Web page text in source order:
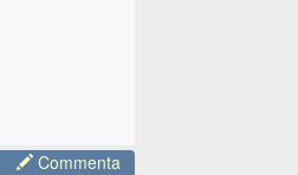
Commenta